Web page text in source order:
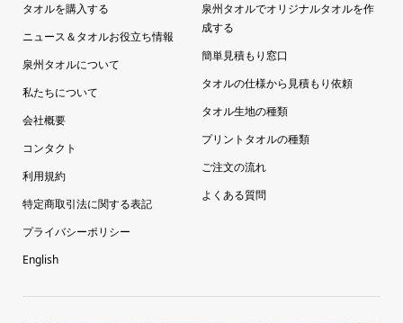
タオルを購入する
ニュース＆タオルお役立ち情報
泉州タオルについて
私たちについて
会社概要
コンタクト
利用規約
特定商取引法に関する表記
プライバシーポリシー
English
泉州タオルでオリジナルタオルを作
成する
簡単見積もり窓口
タオルの仕様から見積もり依頼
タオル生地の種類
プリントタオルの種類
ご注文の流れ
よくある質問